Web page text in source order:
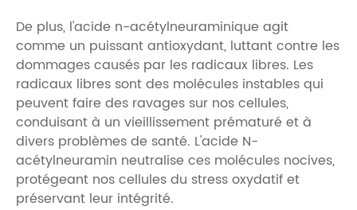
De plus, l'acide n-acétylneuraminique agit
comme un puissant antioxydant, luttant contre les
dommages causés par les radicaux libres. Les
radicaux libres sont des molécules instables qui
peuvent faire des ravages sur nos cellules,
conduisant à un vieillissement prématuré et à
divers problèmes de santé. L'acide N-
acétylneuramin neutralise ces molécules nocives,
protégeant nos cellules du stress oxydatif et
préservant leur intégrité.